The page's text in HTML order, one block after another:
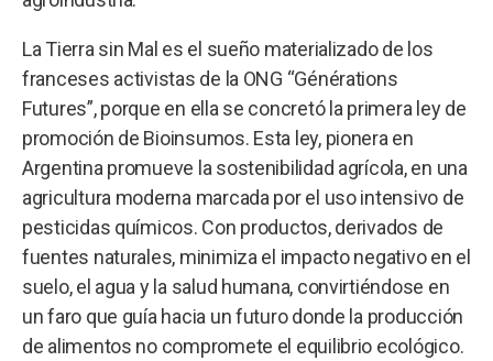
La Tierra sin Mal es el sueño materializado de los
franceses activistas de la ONG “Générations
Futures”, porque en ella se concretó la primera ley de
promoción de Bioinsumos. Esta ley, pionera en
Argentina promueve la sostenibilidad agrícola, en una
agricultura moderna marcada por el uso intensivo de
pesticidas químicos. Con productos, derivados de
fuentes naturales, minimiza el impacto negativo en el
suelo, el agua y la salud humana, convirtiéndose en
un faro que guía hacia un futuro donde la producción
de alimentos no compromete el equilibrio ecológico.